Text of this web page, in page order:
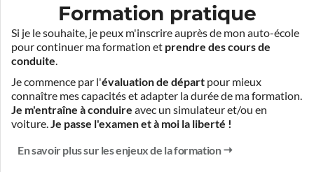
Formation pratique
Si je le souhaite, je peux m'inscrire auprès de mon auto-école
pour continuer ma formation et prendre des cours de
conduite.
Je commence par l'évaluation de départ pour mieux
connaître mes capacités et adapter la durée de ma formation.
Je m'entraîne à conduire avec un simulateur et/ou en
voiture. Je passe l'examen et à moi la liberté !
En savoir plus sur les enjeux de la formation